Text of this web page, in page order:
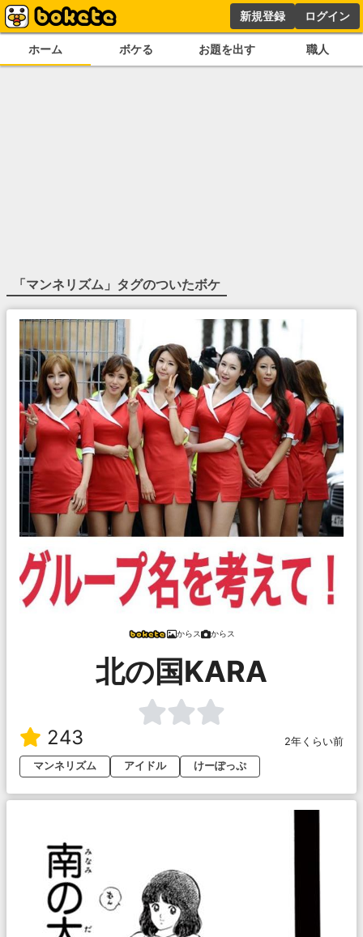
新規登録 ログイン
ホーム ボケる お題を出す 職人
「マンネリズム 」タグのついたボケ
からス からス
北の国KARA
243
2年くらい前
マンネリズム
アイドル けーぽっぷ